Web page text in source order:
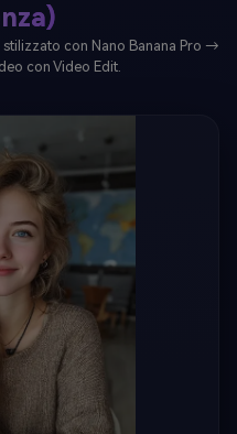
con Nano Banana Pro →
con Video Edit.